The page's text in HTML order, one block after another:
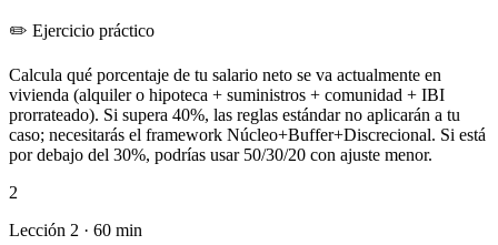
✏️ Ejercicio práctico
Calcula qué porcentaje de tu salario neto se va actualmente en
vivienda (alquiler o hipoteca + suministros + comunidad + IBI
prorrateado). Si supera 40%, las reglas estándar no aplicarán a tu
caso; necesitarás el framework Núcleo+Buffer+Discrecional. Si está
por debajo del 30%, podrías usar 50/30/20 con ajuste menor.
2
Lección 2 · 60 min